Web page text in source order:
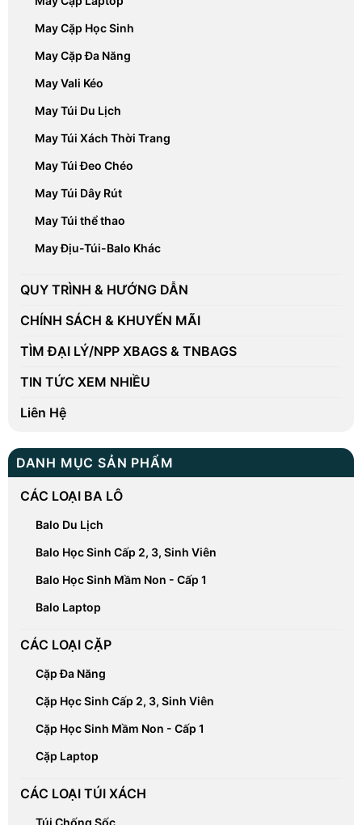
May Cặp Học Sinh
May Cặp Đa Năng
May Vali Kéo
May Túi Du Lịch
May Túi Xách Thời Trang
May Túi Đeo Chéo
May Túi Dây Rút
May Túi thể thao
May Địu-Túi-Balo Khác
QUY TRÌNH & HƯỚNG DẪN
CHÍNH SÁCH & KHUYẾN MÃI
TÌM ĐẠI LÝ/NPP XBAGS & TNBAGS
TIN TỨC XEM NHIỀU
Liên Hệ
DANH MỤC SẢN PHẨM
CÁC LOẠI BA LÔ
Balo Du Lịch
Balo Học Sinh Cấp 2, 3, Sinh Viên
Balo Học Sinh Mầm Non - Cấp 1
Balo Laptop
CÁC LOẠI CẶP
Cặp Đa Năng
Cặp Học Sinh Cấp 2, 3, Sinh Viên
Cặp Học Sinh Mầm Non - Cấp 1
Cặp Laptop
CÁC LOẠI TÚI XÁCH
Túi Chống Sốc